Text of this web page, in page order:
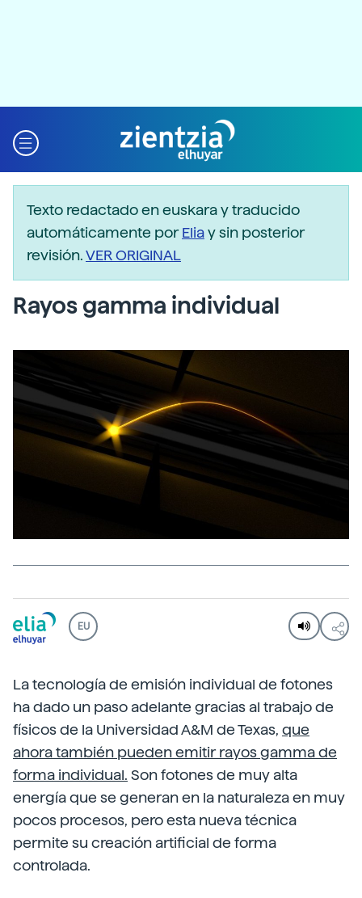
Texto redactado en euskara y traducido
automáticamente porEliay sin posterior
revisión.VER ORIGINAL
Rayos gamma individual
EU
La tecnología de emisión individual de fotones
ha dado un paso adelante gracias al trabajo de
físicos de la Universidad A&M de Texas, que
ahora también pueden emitir rayos gamma de
forma individual. Son fotones de muy alta
energía que se generan en la naturaleza en muy
pocos procesos, pero esta nueva técnica
permite su creación artificial de forma
controlada.